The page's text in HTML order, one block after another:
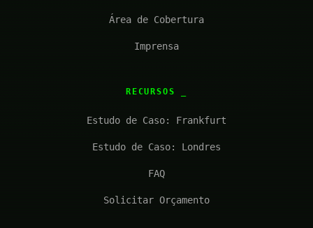
Área de Cobertura
Imprensa
RECURSOS
Estudo de Caso: Frankfurt
Estudo de Caso: Londres
FAQ
Solicitar Orçamento